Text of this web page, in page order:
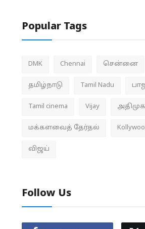
Popular Tags
DMK Chennai சென்னை
தமிழ்நாடு Tamil Nadu
Tamil cinema Vijay அதிமுக
மக்களவைத் தேர்தல்
விஜய்
Follow Us